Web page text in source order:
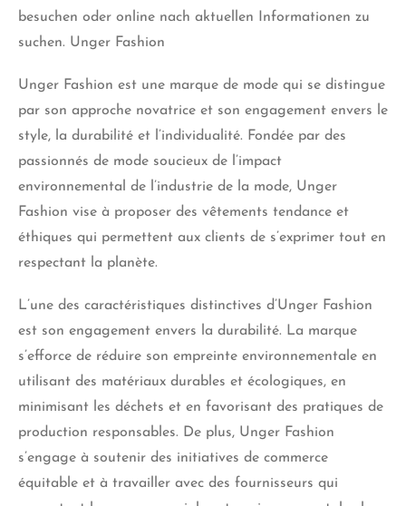
besuchen oder online nach aktuellen Informationen zu
suchen. Unger Fashion
Unger Fashion est une marque de mode qui se distingue
par son approche novatrice et son engagement envers le
style, la durabilité et l’individualité. Fondée par des
passionnés de mode soucieux de l’impact
environnemental de l’industrie de la mode, Unger
Fashion vise à proposer des vêtements tendance et
éthiques qui permettent aux clients de s’exprimer tout en
respectant la planète.
L’une des caractéristiques distinctives d’Unger Fashion
est son engagement envers la durabilité. La marque
s’efforce de réduire son empreinte environnementale en
utilisant des matériaux durables et écologiques, en
minimisant les déchets et en favorisant des pratiques de
production responsables. De plus, Unger Fashion
s’engage à soutenir des initiatives de commerce
équitable et à travailler avec des fournisseurs qui